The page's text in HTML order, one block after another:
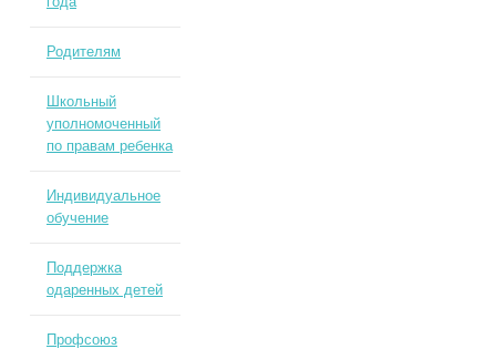
Родителям
Школьный
уполномоченный
по правам ребенка
Индивидуальное
обучение
Поддержка
одаренных детей
Профсоюз